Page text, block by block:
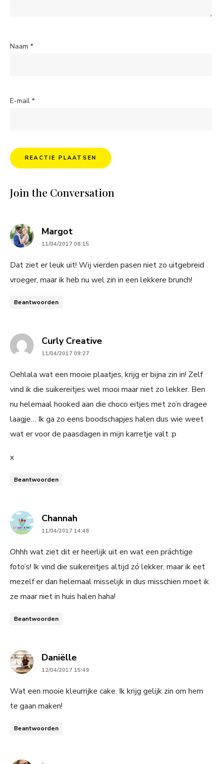
Naam *
E-mail *
Join the Conversation
Margotsays:
11/04/2017 08:15
Dat ziet er leuk uit! Wij vierden pasen niet zo uitgebreid
vroeger, maar ik heb nu wel zin in een lekkere brunch!
Beantwoorden
Curly Creativesays:
11/04/2017 09:27
Oehlala wat een mooie plaatjes, krijg er bijna zin in! Zelf
vind ik die suikereitjes wel mooi maar niet zo lekker. Ben
nu helemaal hooked aan die choco eitjes met zo’n dragee
laagje… Ik ga zo eens boodschapjes halen dus wie weet
wat er voor de paasdagen in mijn karretje valt :p
x
Beantwoorden
Channahsays:
11/04/2017 14:48
Ohhh wat ziet dit er heerlijk uit en wat een práchtige
foto’s! Ik vind die suikereitjes altijd zó lekker, maar ik eet
mezelf er dan helemaal misselijk in dus misschien moet ik
ze maar niet in huis halen haha!
Beantwoorden
Daniëllesays:
12/04/2017 15:49
Wat een mooie kleurrijke cake. Ik krijg gelijk zin om hem
te gaan maken!
Beantwoorden